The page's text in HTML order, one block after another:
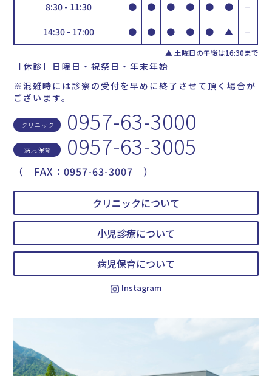
8:30 - 11:30
● ● ● ● ● ● −
14:30 - 17:00 ● ● ● ● ● ▲ −
▲ 土曜日の午後は16:30まで
［休診］日曜日・祝祭日・年末年始
※混雑時には診察の受付を早めに終了させて頂く場合が
ございます。
クリニック 0957-63-3000
病児保育 0957-63-3005
（ FAX：0957-63-3007 ）
クリニックについて
小児診療について
病児保育について
Instagram